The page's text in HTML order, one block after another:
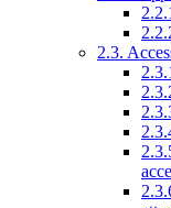
2.3.